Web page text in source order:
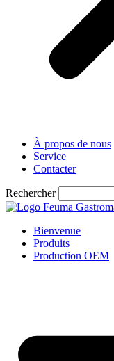
À propos de nous
Service
Contacter
Rechercher
Bienvenue
Produits
Production OEM